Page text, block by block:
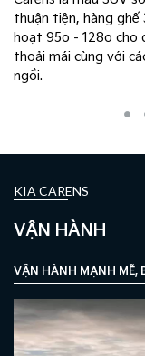
thuận tiện, hàng ghế
hoạt 95o - 128o cho
thoải mái cùng với
ngồi.
KIA CARENS
VẬN HÀNH
VẬN HÀNH MẠNH MẼ,